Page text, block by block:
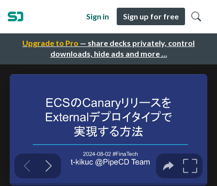
Upgrade to Pro — share decks privately, control
downloads, hide ads and more …
Sign in Sign up for free